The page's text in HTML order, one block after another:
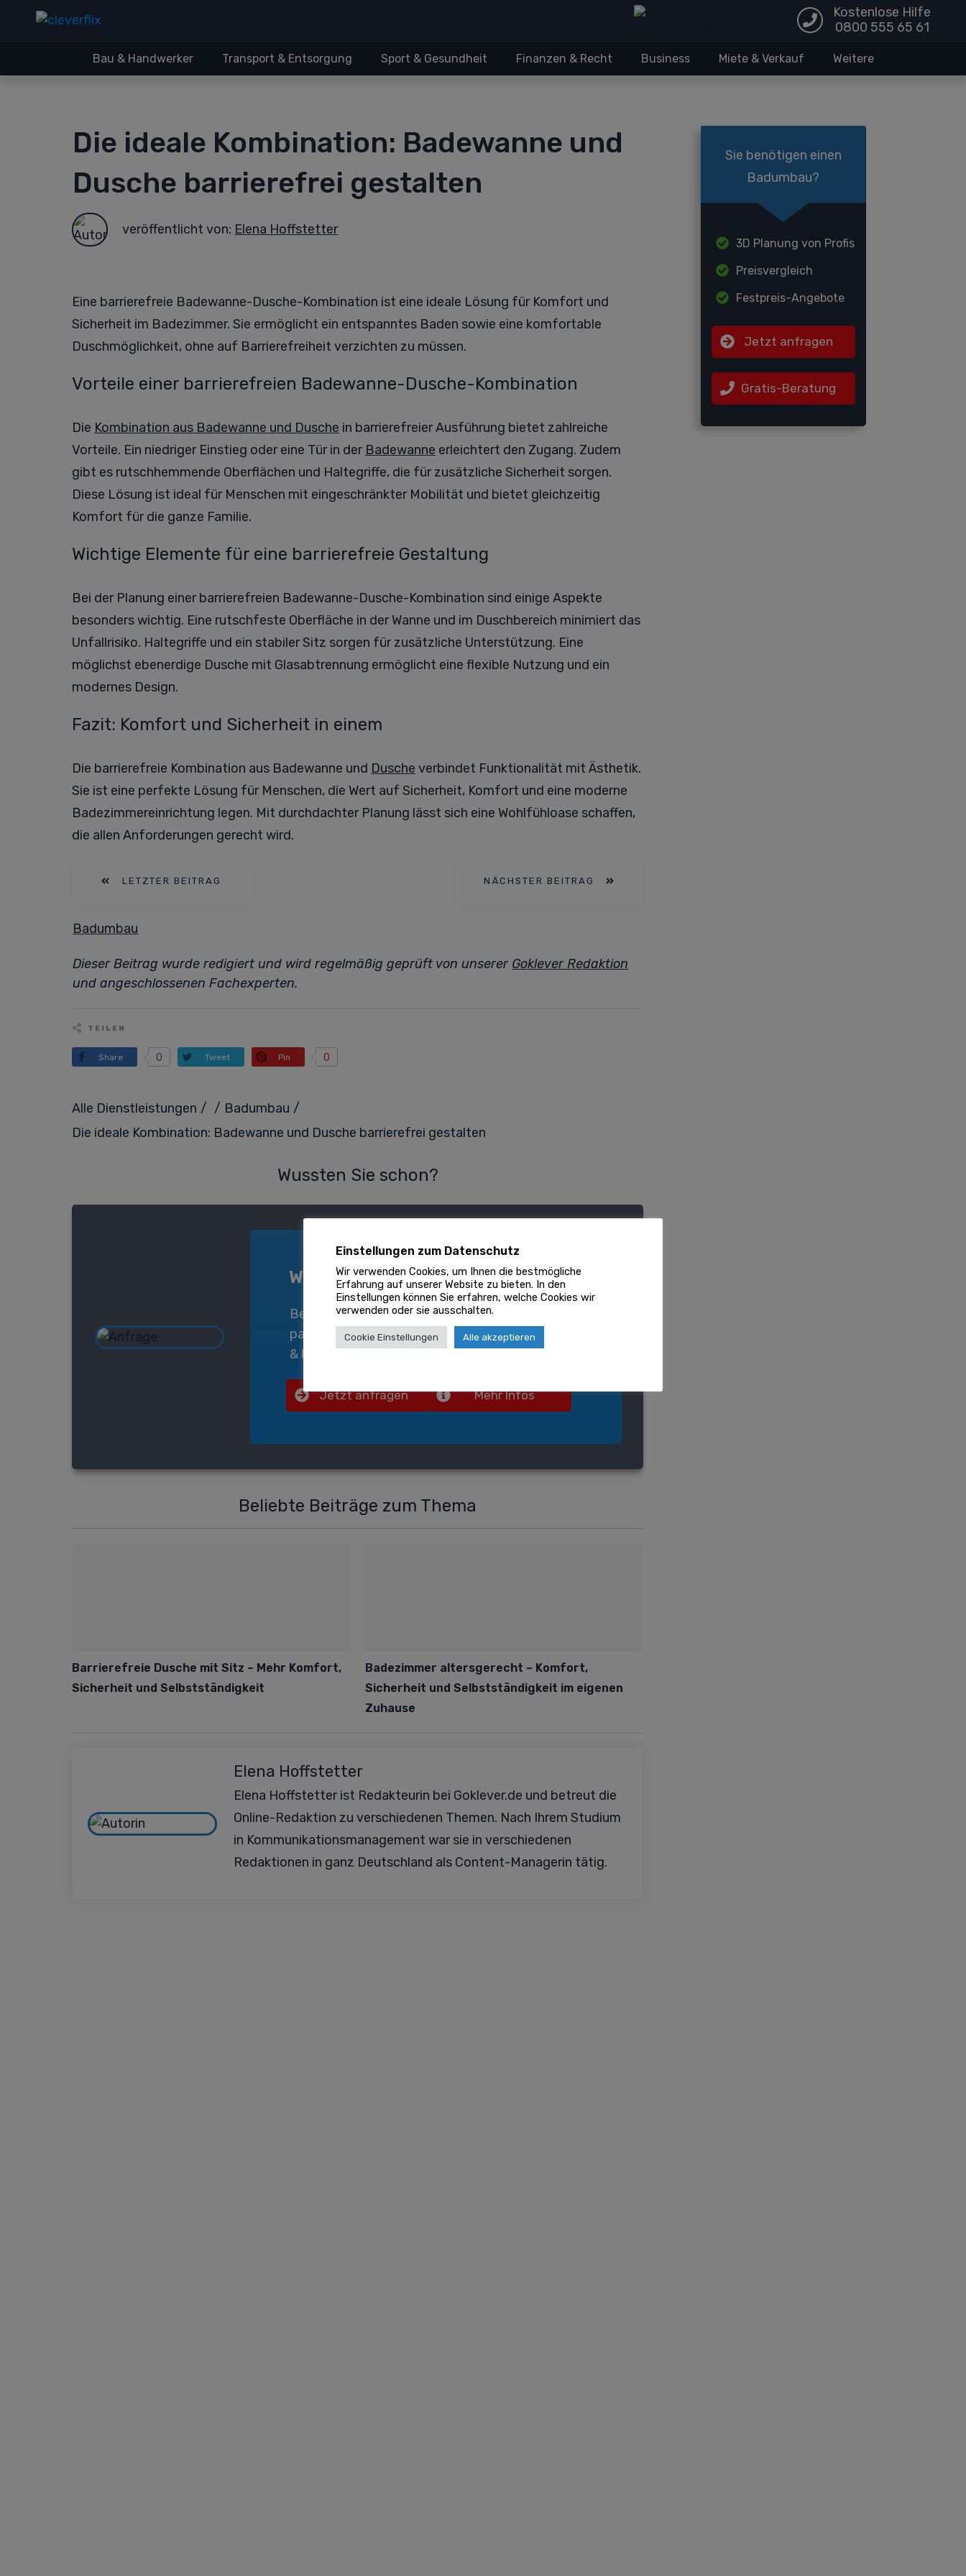
Kostenlose Hilfe
0800 555 65 61
Bau & Handwerker Transport & Entsorgung Sport & Gesundheit Finanzen & Recht Business Miete & Verkauf Weitere
Die ideale Kombination: Badewanne und
Dusche barrierefrei gestalten
veröffentlicht von: Elena Hoffstetter
Eine barrierefreie Badewanne-Dusche-Kombination ist eine ideale Lösung für Komfort und
Sicherheit im Badezimmer. Sie ermöglicht ein entspanntes Baden sowie eine komfortable
Duschmöglichkeit, ohne auf Barrierefreiheit verzichten zu müssen.
Vorteile einer barrierefreien Badewanne-Dusche-Kombination
Die Kombination aus Badewanne und Dusche in barrierefreier Ausführung bietet zahlreiche
Vorteile. Ein niedriger Einstieg oder eine Tür in der Badewanne erleichtert den Zugang. Zudem
gibt es rutschhemmende Oberflächen und Haltegriffe, die für zusätzliche Sicherheit sorgen.
Diese Lösung ist ideal für Menschen mit eingeschränkter Mobilität und bietet gleichzeitig
Komfort für die ganze Familie.
Wichtige Elemente für eine barrierefreie Gestaltung
Bei der Planung einer barrierefreien Badewanne-Dusche-Kombination sind einige Aspekte
besonders wichtig. Eine rutschfeste Oberfläche in der Wanne und im Duschbereich minimiert das
Unfallrisiko. Haltegriffe und ein stabiler Sitz sorgen für zusätzliche Unterstützung. Eine
möglichst ebenerdige Dusche mit Glasabtrennung ermöglicht eine flexible Nutzung und ein
modernes Design.
Fazit: Komfort und Sicherheit in einem
Die barrierefreie Kombination aus Badewanne und Dusche verbindet Funktionalität mit Ästhetik.
Sie ist eine perfekte Lösung für Menschen, die Wert auf Sicherheit, Komfort und eine moderne
Badezimmereinrichtung legen. Mit durchdachter Planung lässt sich eine Wohlfühloase schaffen,
die allen Anforderungen gerecht wird.
LETZTER BEITRAG NÄCHSTER BEITRAG
Badumbau
Dieser Beitrag wurde redigiert und wird regelmäßig geprüft von unserer Goklever Redaktion
und angeschlossenen Fachexperten.
TEILEN
Share 0 Tweet Pin 0
Alle Dienstleistungen / / Badumbau /
Die ideale Kombination: Badewanne und Dusche barrierefrei gestalten
Wussten Sie schon?
Wir erledigen Ihren Badumbau!
Bei Goklever.definden Sie in nur 3 Min. den
passendenBadumbaufür Ihr Zuhause. Unverbindlich
& kostenlos. Jetzt ausprobieren!
Jetzt anfragen Mehr Infos
Beliebte Beiträge zum Thema
Barrierefreie Dusche mit Sitz – Mehr Komfort,
Sicherheit und Selbstständigkeit
Badezimmer altersgerecht – Komfort,
Sicherheit und Selbstständigkeit im eigenen
Zuhause
Elena Hoffstetter
Elena Hoffstetter ist Redakteurin bei Goklever.de und betreut die
Online-Redaktion zu verschiedenen Themen. Nach Ihrem Studium
in Kommunikationsmanagement war sie in verschiedenen
Redaktionen in ganz Deutschland als Content-Managerin tätig.
Sie benötigen einen
Badumbau?
3D Planung von Profis
Preisvergleich
Festpreis-Angebote
Jetzt anfragen
Gratis-Beratung
Einstellungen zum Datenschutz
Wir verwenden Cookies, um Ihnen die bestmögliche
Erfahrung auf unserer Website zu bieten. In den
Einstellungen können Sie erfahren, welche Cookies wir
verwenden oder sie ausschalten.
Cookie Einstellungen Alle akzeptieren